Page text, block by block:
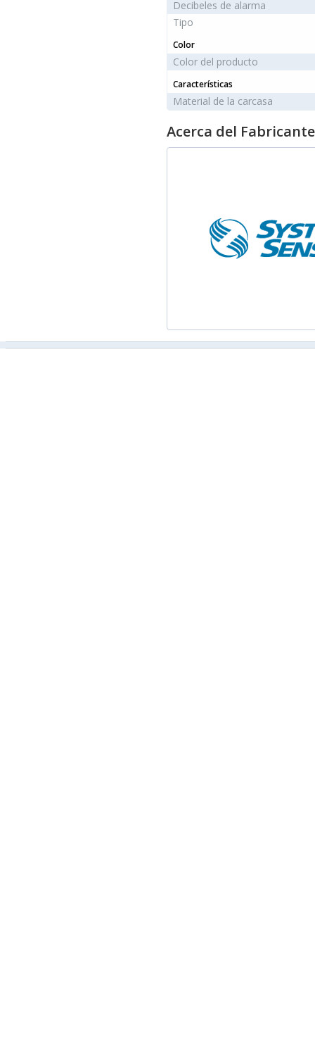
Decibeles de alarma
Tipo
Color
Color del producto
Características
Material de la carcasa
Acerca del Fabricante